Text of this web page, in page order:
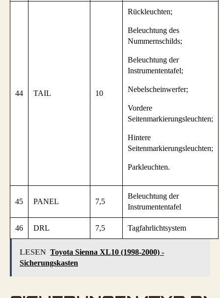
44 TAIL 10
Rückleuchten;
Beleuchtung des
Nummernschilds;
Beleuchtung der
Instrumententafel;
Nebelscheinwerfer;
Vordere
Seitenmarkierungsleuchten;
Hintere
Seitenmarkierungsleuchten;
Parkleuchten.
45 PANEL 7,5
Beleuchtung der
Instrumententafel
46 DRL 7,5 Tagfahrlichtsystem
LESEN Toyota Sienna XL10 (1998-2000) -
Sicherungskasten